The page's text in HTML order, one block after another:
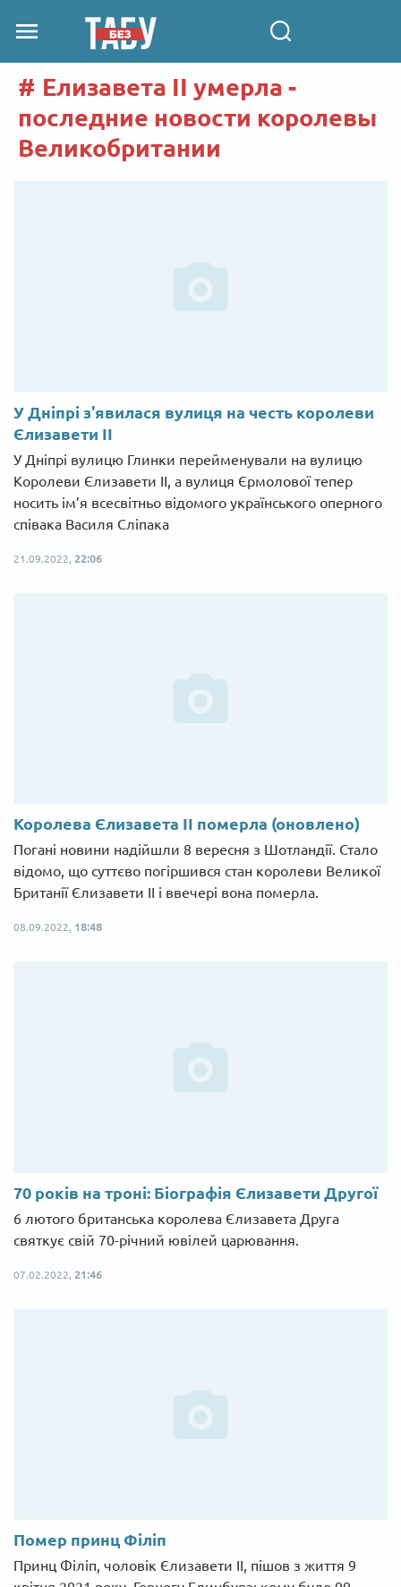
Елизавета II умерла -
последние новости королевы
Великобритании
У Дніпрі з'явилася вулиця на честь королеви
Єлизавети ІІ
У Дніпрі вулицю Глинки перейменували на вулицю
Королеви Єлизавети ІІ, а вулиця Єрмолової тепер
носить ім’я всесвітньо відомого українського оперного
співака Василя Сліпака
21.09.2022, 22:06
Королева Єлизавета II померла (оновлено)
Погані новини надійшли 8 вересня з Шотландії. Стало
відомо, що суттєво погіршився стан королеви Великої
Британії Єлизавети II і ввечері вона померла.
08.09.2022, 18:48
70 років на троні: Біографія Єлизавети Другої
6 лютого британська королева Єлизавета Друга
святкує свій 70-річний ювілей царювання.
07.02.2022, 21:46
Помер принц Філіп
Принц Філіп, чоловік Єлизавети II, пішов з життя 9